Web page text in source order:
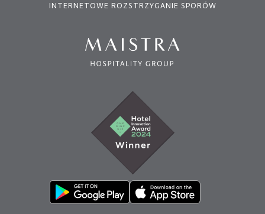
INTERNETOWE ROZSTRZYGANIE SPORÓW